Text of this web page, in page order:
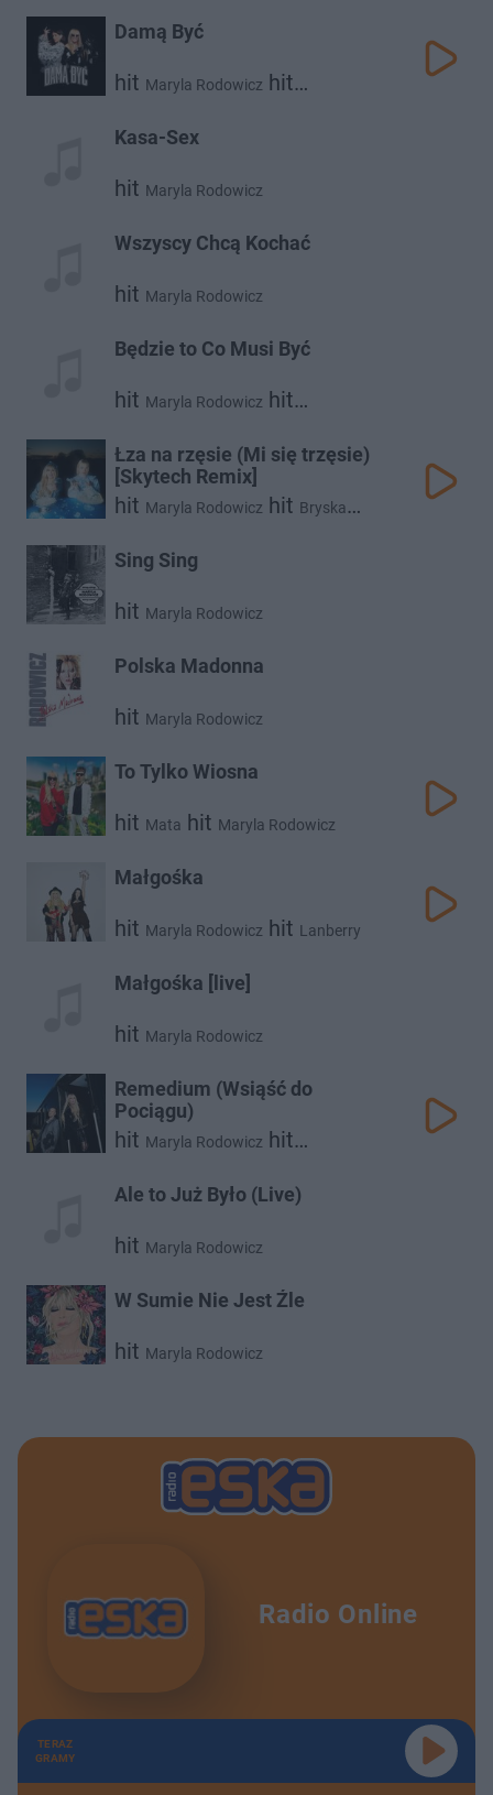
Damą Być
hit Maryla Rodowicz hit
Kasa-Sex
hit Maryla Rodowicz
Wszyscy Chcą Kochać
hit Maryla Rodowicz
Będzie to Co Musi Być
hit Maryla Rodowicz hit
Łza na rzęsie (Mi się trzęsie)
[Skytech Remix]
hit Maryla Rodowicz hit Bryska
Sing Sing
hit Maryla Rodowicz
Polska Madonna
hit Maryla Rodowicz
To Tylko Wiosna
hit Mata hit Maryla Rodowicz
Małgośka
hit Maryla Rodowicz hit Lanberry
Małgośka [live]
hit Maryla Rodowicz
Remedium (Wsiąść do
Pociągu)
hit Maryla Rodowicz hit
Ale to Już Było (Live)
hit Maryla Rodowicz
W Sumie Nie Jest Źle
hit Maryla Rodowicz
Radio Online
TERAZ
GRAMY